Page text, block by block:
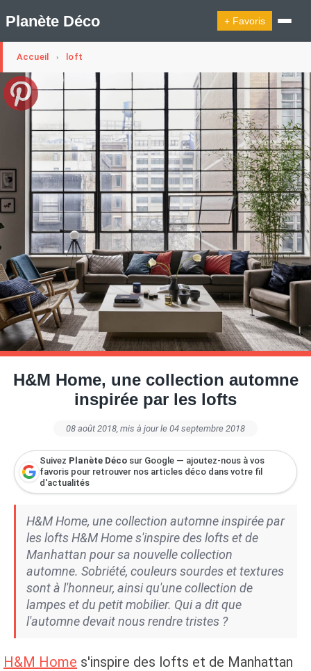
Planète Déco + Favoris
🛍︎ Shop Planète Déco ℹ︎ À propos
Appartement Design Cabanes
Decoration Noël
Design Suédois En Quelques Photos
Idées Déco En 10 Photos
La Semaine Décoration Et Design
Maison En Ville
Méli-Mélo Suédois
Publi Reportage
Tendance
Interieurs Scandinaves
La Décoration Selon Votre Signe Astrologique
Les Trouvailles Déco Du Jour
Loft
Maison Appartement Écologique
Maison Container/container House
Maison D'hôtes
Maison Et Appartement Vintage
On Décode La Déco
Petite Surface
Renovation
Revue De Week End
Tiny House
Accueil › loft
H&M Home, une collection automne
inspirée par les lofts
08 août 2018, mis à jour le 04 septembre 2018
Suivez Planète Déco sur Google — ajoutez-nous à vos
favoris pour retrouver nos articles déco dans votre fil
d'actualités
H&M Home, une collection automne inspirée par
les lofts H&M Home s'inspire des lofts et de
Manhattan pour sa nouvelle collection
automne. Sobriété, couleurs sourdes et textures
sont à l'honneur, ainsi qu'une collection de
lampes et du petit mobilier. Qui a dit que
l'automne devait nous rendre tristes ?
H&M Home s'inspire des lofts et de Manhattan